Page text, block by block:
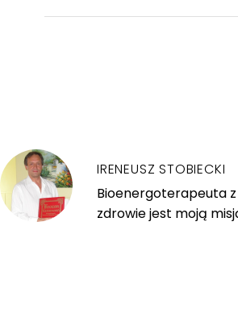
IRENEUSZ STOBIECKI
Bioenergoterapeuta
zdrowie jest moją